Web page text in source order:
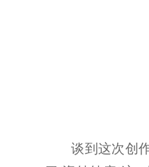
谈到这次创